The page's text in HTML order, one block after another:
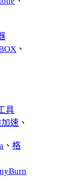
、
具
速 、
、格